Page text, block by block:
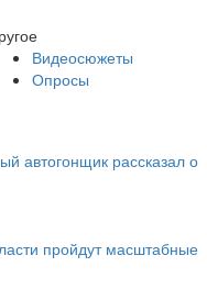
Видеосюжеты
Опросы
автогонщик рассказал о
пройдут масштабные